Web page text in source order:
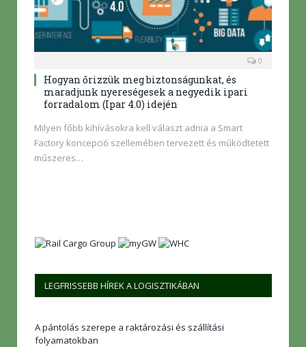
0
Hogyan őrizzük meg biztonságunkat, és
maradjunk nyereségesek a negyedik ipari
forradalom (Ipar 4.0) idején
Milyen főbb kihívásokra kell választ adnia a Smart
Factory koncepció szellemében tervezett és működtetett
műszeres…
LEGFRISSEBB HÍREK A LOGISZTIKÁBAN
A pántolás szerepe a raktározási és szállítási
folyamatokban